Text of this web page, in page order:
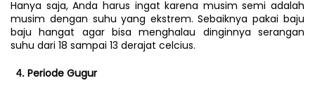
Hanya saja, Anda harus ingat karena musim semi adalah
musim dengan suhu yang ekstrem. Sebaiknya pakai baju
baju hangat agar bisa menghalau dinginnya serangan
suhu dari 18 sampai 13 derajat celcius.
Periode Gugur